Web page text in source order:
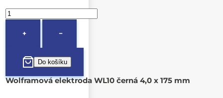
+ −
Wolframová elektroda WL10 černá 4,0 x 175 mm